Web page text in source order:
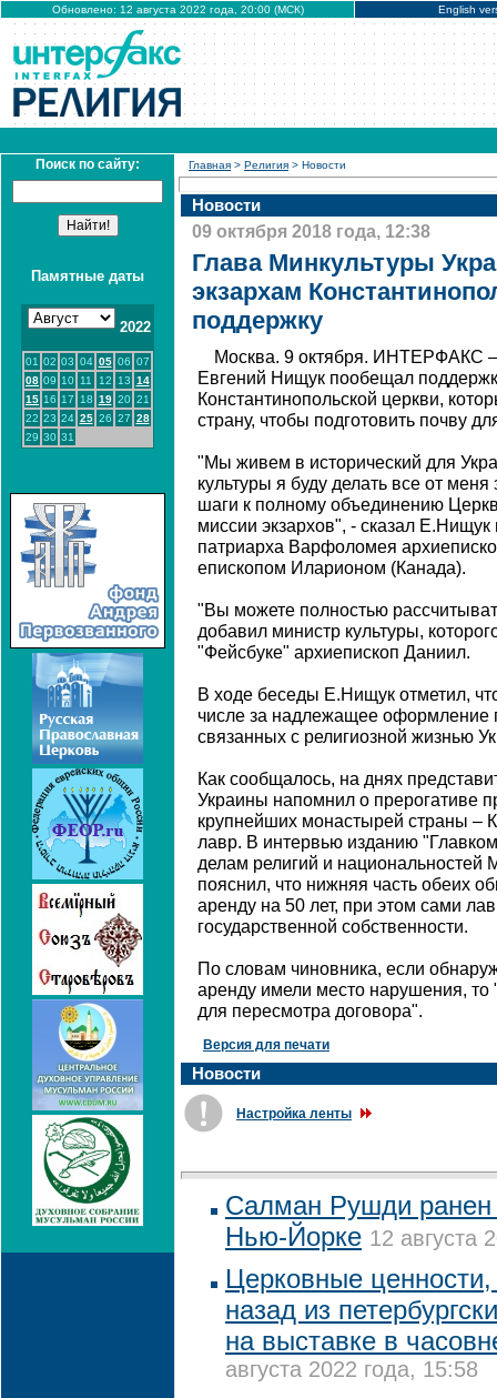
Обновлено: 12 августа 2022 года, 20:00 (МСК) English
Поиск по сайту:
Памятные даты
2022
01 02 03 04 05 06 07
08 09 10 11 12 13 14
15 16 17 18 19 20 21
22 23 24 25 26 27 28
29 30 31
Главная > Религия > Новости
Новости
09 октября 2018 года, 12:38
Глава Минкультуры
экзархам
поддержку
Москва. 9 октября. ИНТЕРФАКС
Евгений Нищук пообещал
Константинопольской церкви,
страну, чтобы подготовить почву
"Мы живем в исторический для
культуры я буду делать все от
шаги к полному объединению
миссии экзархов", - сказал
патриарха Варфоломея
епископом Иларионом (Канада).
"Вы можете полностью
добавил министр культуры,
"Фейсбуке" архиепископ Даниил.
В ходе беседы Е.Нищук отметил,
числе за надлежащее оформление
связанных с религиозной жизнью
Как сообщалось, на днях
Украины напомнил о прерогативе
крупнейших монастырей страны –
лавр. В интервью изданию
делам религий и
пояснил, что нижняя часть обеих
аренду на 50 лет, при этом сами
государственной собственности.
По словам чиновника, если
аренду имели место нарушения, то
для пересмотра договора".
Версия для печати
Новости
Настройка ленты
Салман Рушди ранен
Нью-Йорке 12 августа
Церковные
назад из
на выставке в
августа 2022 года, 15:58